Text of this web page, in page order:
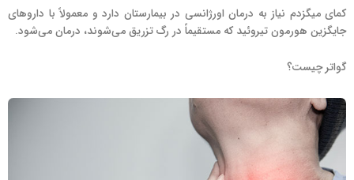
کمای میگزدم نیاز به درمان اورژانسی در بیمارستان دارد و معمولاً با داروهای
جایگزین هورمون تیروئید که مستقیماً در رگ تزریق می‌شوند، درمان می‌شود.
گواتر چیست؟